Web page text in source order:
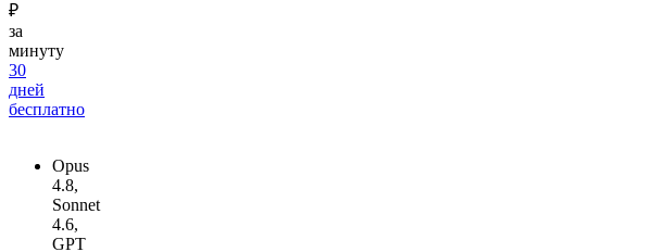
₽
за
минуту
30
дней
бесплатно
Opus
4.8,
Sonnet
4.6,
GPT